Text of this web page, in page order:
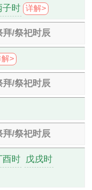
子时 详解>
拜/祭祀时辰
解>
拜/祭祀时辰
拜/祭祀时辰
酉时 戊戌时